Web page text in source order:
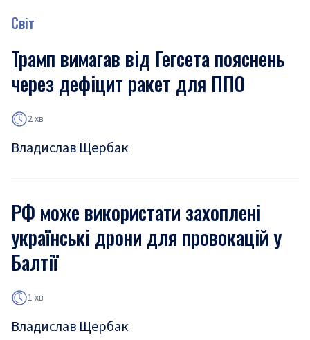
Світ
Трамп вимагав від Гегсета пояснень
через дефіцит ракет для ППО
2 хв
Владислав Щербак
РФ може використати захоплені
українські дрони для провокацій у
Балтії
1 хв
Владислав Щербак